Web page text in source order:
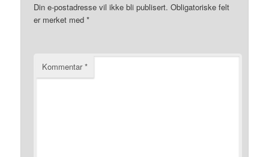
Din e-postadresse vil ikke bli publisert. Obligatoriske felt
er merket med*
Kommentar*